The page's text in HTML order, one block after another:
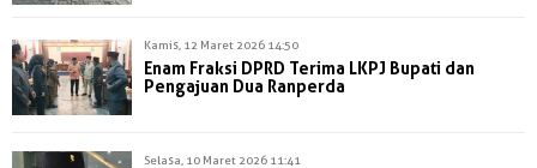
Kamis, 12 Maret 2026 14:50
Enam Fraksi DPRD Terima LKPJ Bupati dan
Pengajuan Dua Ranperda
Selasa, 10 Maret 2026 11:41